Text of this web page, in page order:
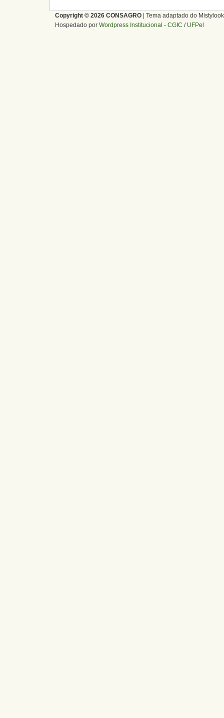
Copyright © 2026 CONSAGRO | Tema adaptado do
Hospedado por Wordpress Institucional - CGIC / UFPel